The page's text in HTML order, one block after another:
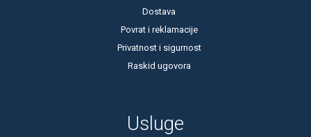
Dostava
Povrat i reklamacije
Privatnost i sigurnost
Raskid ugovora
Usluge